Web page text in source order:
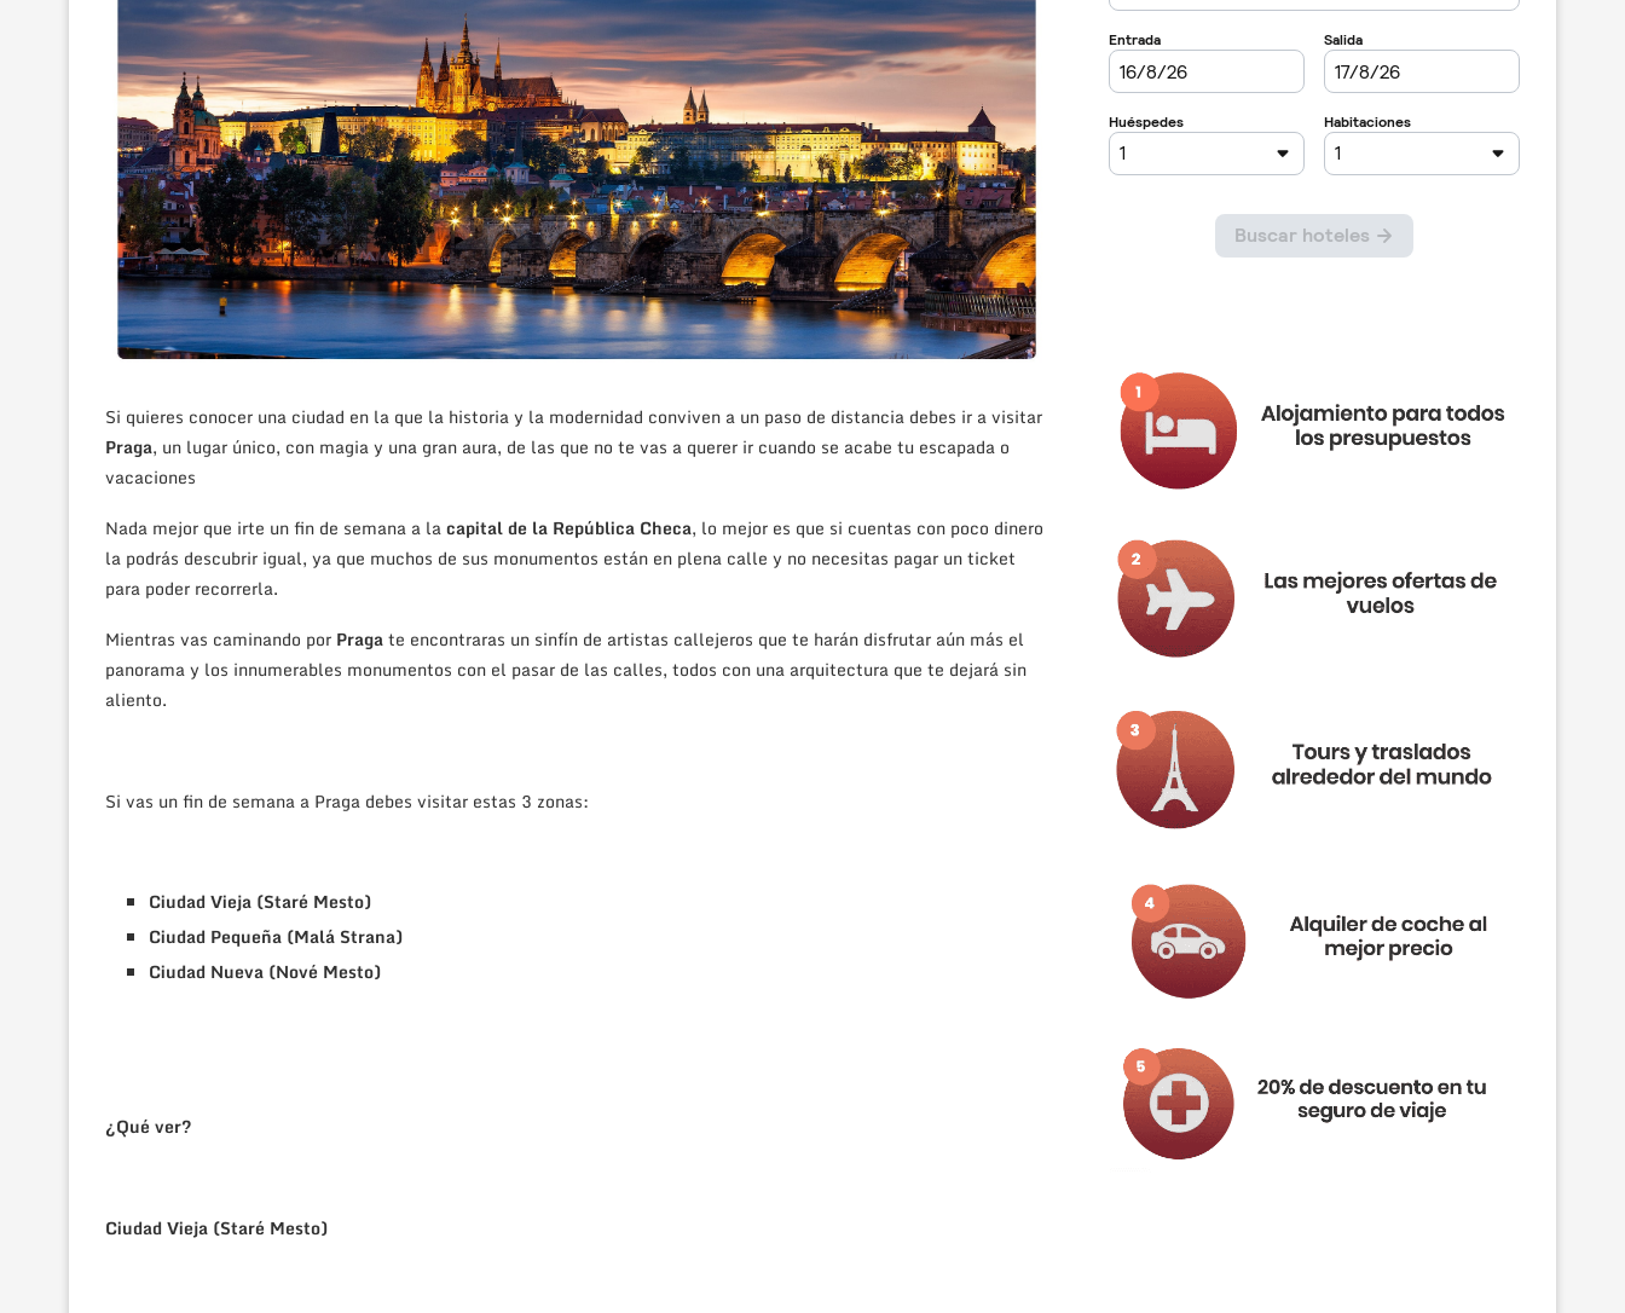
Si quieres conocer una ciudad en la que la historia y la modernidad conviven a un paso de distancia debes ir a visitar
Praga, un lugar único, con magia y una gran aura, de las que no te vas a querer ir cuando se acabe tu escapada o
vacaciones
Nada mejor que irte un fin de semana a lacapital de la República Checa, lo mejor es que si cuentas con poco dinero
la podrás descubrir igual, ya que muchos de sus monumentos están en plena calle y no necesitas pagar un ticket
para poder recorrerla.
Mientras vas caminando por Pragate encontraras un sinfín de artistas callejeros que te harán disfrutar aún más el
panorama y los innumerables monumentos con el pasar de las calles, todos con una arquitectura que te dejará sin
aliento.
Si vas un fin de semana a Praga debes visitar estas 3 zonas:
Ciudad Vieja (Staré Mesto)
Ciudad Pequeña (Malá Strana)
Ciudad Nueva (Nové Mesto)
¿Qué ver?
Ciudad Vieja (Staré Mesto)